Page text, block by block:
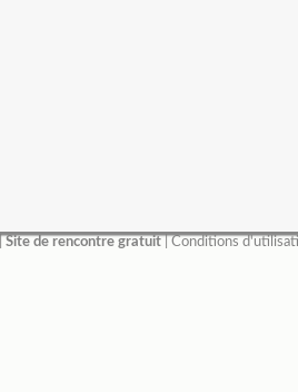
Site de rencontre gratuit| Conditions